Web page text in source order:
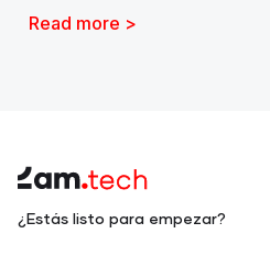
Read more >
¿Estás listo para empezar?